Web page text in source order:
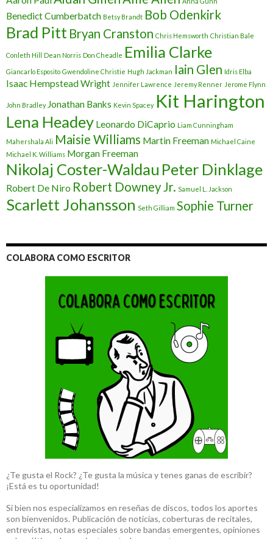
Benedict Cumberbatch Betsy Brandt Bob Odenkirk
Brad Pitt Bryan Cranston Chris Hemsworth Christian Bale
Conleth Hill Dean Norris Don Cheadle Emilia Clarke
Giancarlo Esposito Gwendoline Christie Hugh Jackman Iain Glen Idris Elba
Isaac Hempstead Wright Jennifer Lawrence Jeremy Renner Jerome Flynn
John Bradley Jonathan Banks Kevin Spacey Kit Harington
Lena Headey Leonardo DiCaprio Liam Cunningham
Mahershala Ali Maisie Williams Martin Freeman Michael Caine
Michael K. Williams Morgan Freeman
Nikolaj Coster-Waldau Peter Dinklage
Robert De Niro Robert Downey Jr. Samuel L. Jackson
Scarlett Johansson Seth Gilliam Sophie Turner
COLABORA COMO ESCRITOR
¿Te gusta el Rock? ¿Te gusta la música y tenes ganas de escribir?
¡Está es tu oportunidad!
Si bien nos especializamos en reseñas de discos, todos los aportes
son bienvenidos. Publicación de noticias, coberturas de recitales,
entrevistas, notas especiales sobre bandas emergentes, opiniones